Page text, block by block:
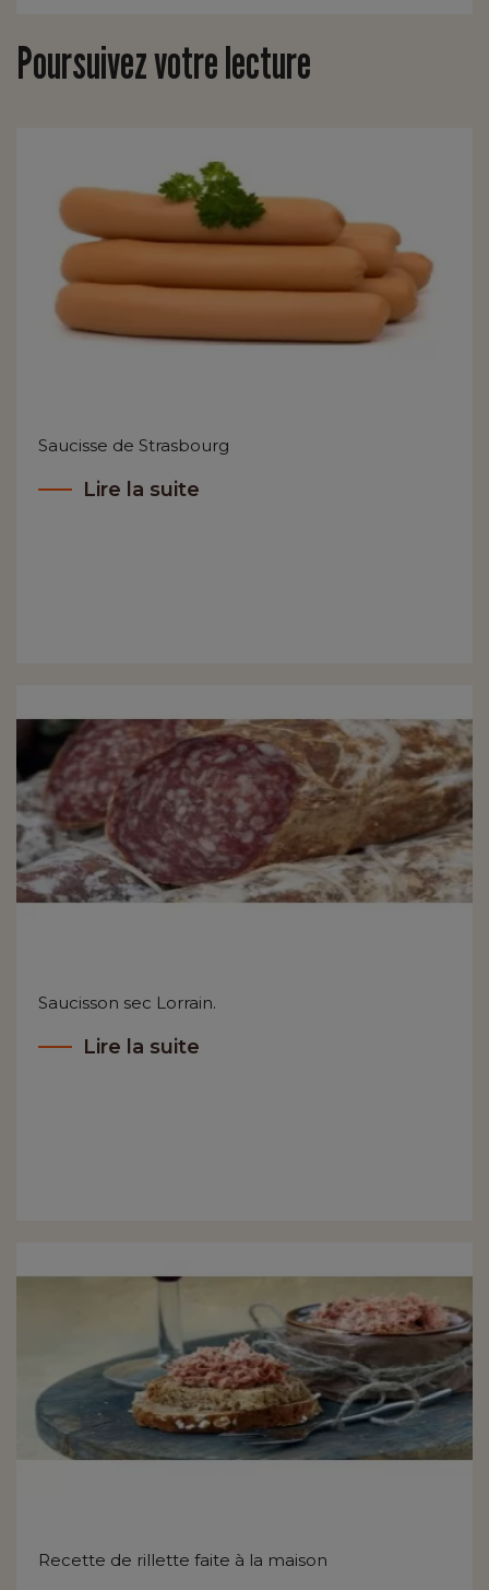
Poursuivez votre lecture
Saucisse de Strasbourg
Lire la suite
Saucisson sec Lorrain.
Lire la suite
Recette de rillette faite à la maison